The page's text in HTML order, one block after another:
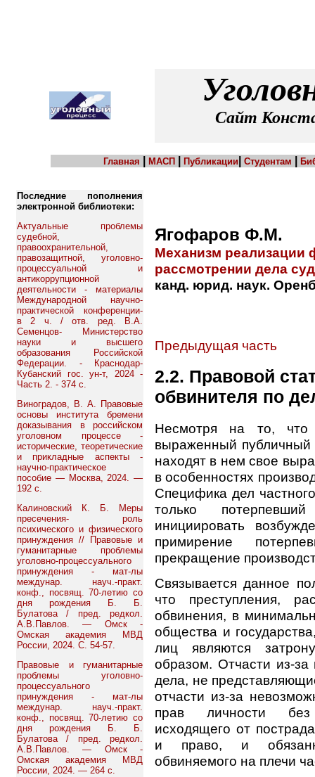
Сайт
Главная МАСП Публикации Студентам
Последние пополнения
электронной библиотеки:
Актуальные проблемы
судебной,
правоохранительной,
правозащитной, уголовно-
процессуальной и
антикоррупционной
деятельности - материалы
Международной научно-
практической конференции-
в 2 ч. / отв. ред. В.А.
Семенцов- Министерство
науки и высшего
образования Российской
Федерации. - Краснодар-
Кубанский гос. ун-т, 2024 -
Часть 2. - 374 с.
Виноградов, В. А. Правовые
основы института бремени
доказывания в российском
уголовном процессе -
исторические, теоретические
и прикладные аспекты -
научно-практическое
пособие — Москва, 2024. —
192 с.
Калиновский К. Б. Меры
пресечения- роль
психического и физического
принуждения // Правовые и
гуманитарные проблемы
уголовно-процессуального
принуждения - мат-лы
междунар. науч.-практ.
конф., посвящ. 70-летию со
дня рождения Б. Б.
Булатова / пред. редкол.
А.В.Павлов. — Омск -
Омская академия МВД
России, 2024. С. 54-57.
Правовые и гуманитарные
проблемы уголовно-
процессуального
принуждения - мат-лы
междунар. науч.-практ.
конф., посвящ. 70-летию со
дня рождения Б. Б.
Булатова / пред. редкол.
А.В.Павлов. — Омск -
Омская академия МВД
России, 2024. — 264 с.
Ягофаров Ф.М.
Механизм реализации
рассмотрении дела
канд. юрид. наук.
Предыдущая часть
2.2. Правовой
обвинителя по
Несмотря на то, что
выраженный публичный
находят в нем свое
в особенностях
Специфика дел
только
инициировать
примирение
прекращение
Связывается данное
что преступления,
обвинения, в
общества и
лиц являются
образом. Отчасти из-за
дела, не
отчасти из-за
прав личности без
исходящего от
и право, и
обвиняемого на плечи